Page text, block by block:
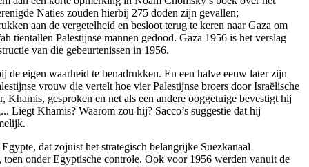
Naties zouden hierbij 275 doden zijn gevallen;
aan de vergetelheid en besloot terug te keren naar Gaza om
tientallen Palestijnse mannen gedood. Gaza 1956 is het verslag
van die gebeurtenissen in 1956.
de eigen waarheid te benadrukken. En een halve eeuw later zijn
vrouw die vertelt hoe vier Palestijnse broers door Israëlische
Khamis, gesproken en net als een andere ooggetuige bevestigt hij
Liegt Khamis? Waarom zou hij? Sacco’s suggestie dat hij
dat zojuist het strategisch belangrijke Suezkanaal
onder Egyptische controle. Ook voor 1956 werden vanuit de